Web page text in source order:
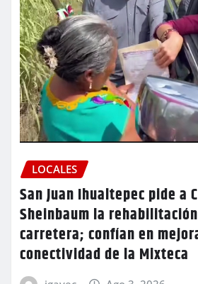
LOCALES
San Juan Ihualtepec pide a
Sheinbaum la
carretera; confían en
conectividad de la Mixteca